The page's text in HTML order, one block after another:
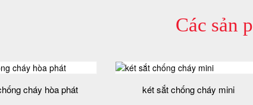
Các sản
cháy hòa phát két sắt chống cháy mini